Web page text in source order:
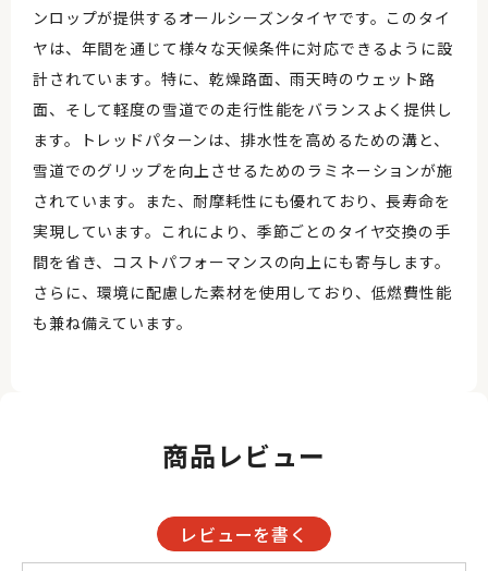
ンロップが提供するオールシーズンタイヤです。このタイ
ヤは、年間を通じて様々な天候条件に対応できるように設
計されています。特に、乾燥路面、雨天時のウェット路
面、そして軽度の雪道での走行性能をバランスよく提供し
ます。トレッドパターンは、排水性を高めるための溝と、
雪道でのグリップを向上させるためのラミネーションが施
されています。また、耐摩耗性にも優れており、長寿命を
実現しています。これにより、季節ごとのタイヤ交換の手
間を省き、コストパフォーマンスの向上にも寄与します。
さらに、環境に配慮した素材を使用しており、低燃費性能
も兼ね備えています。
商品レビュー
レビューを書く